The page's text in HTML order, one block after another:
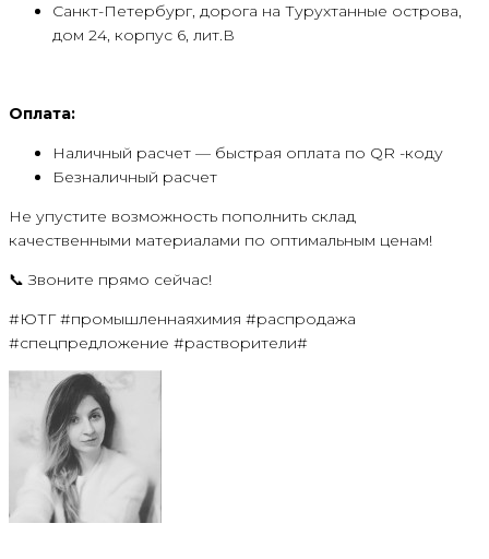
Санкт-Петербург, дорога на Турухтанные острова,
дом 24, корпус 6, лит.В
Оплата:
Наличный расчет — быстрая оплата по QR -коду
Безналичный расчет
Не упустите возможность пополнить склад
качественными материалами по оптимальным ценам!
📞 Звоните прямо сейчас!
#ЮТГ #промышленнаяхимия #распродажа
#спецпредложение #растворители#